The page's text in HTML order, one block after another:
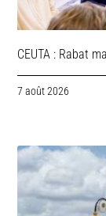
CEUTA : Rabat
7 août 2026